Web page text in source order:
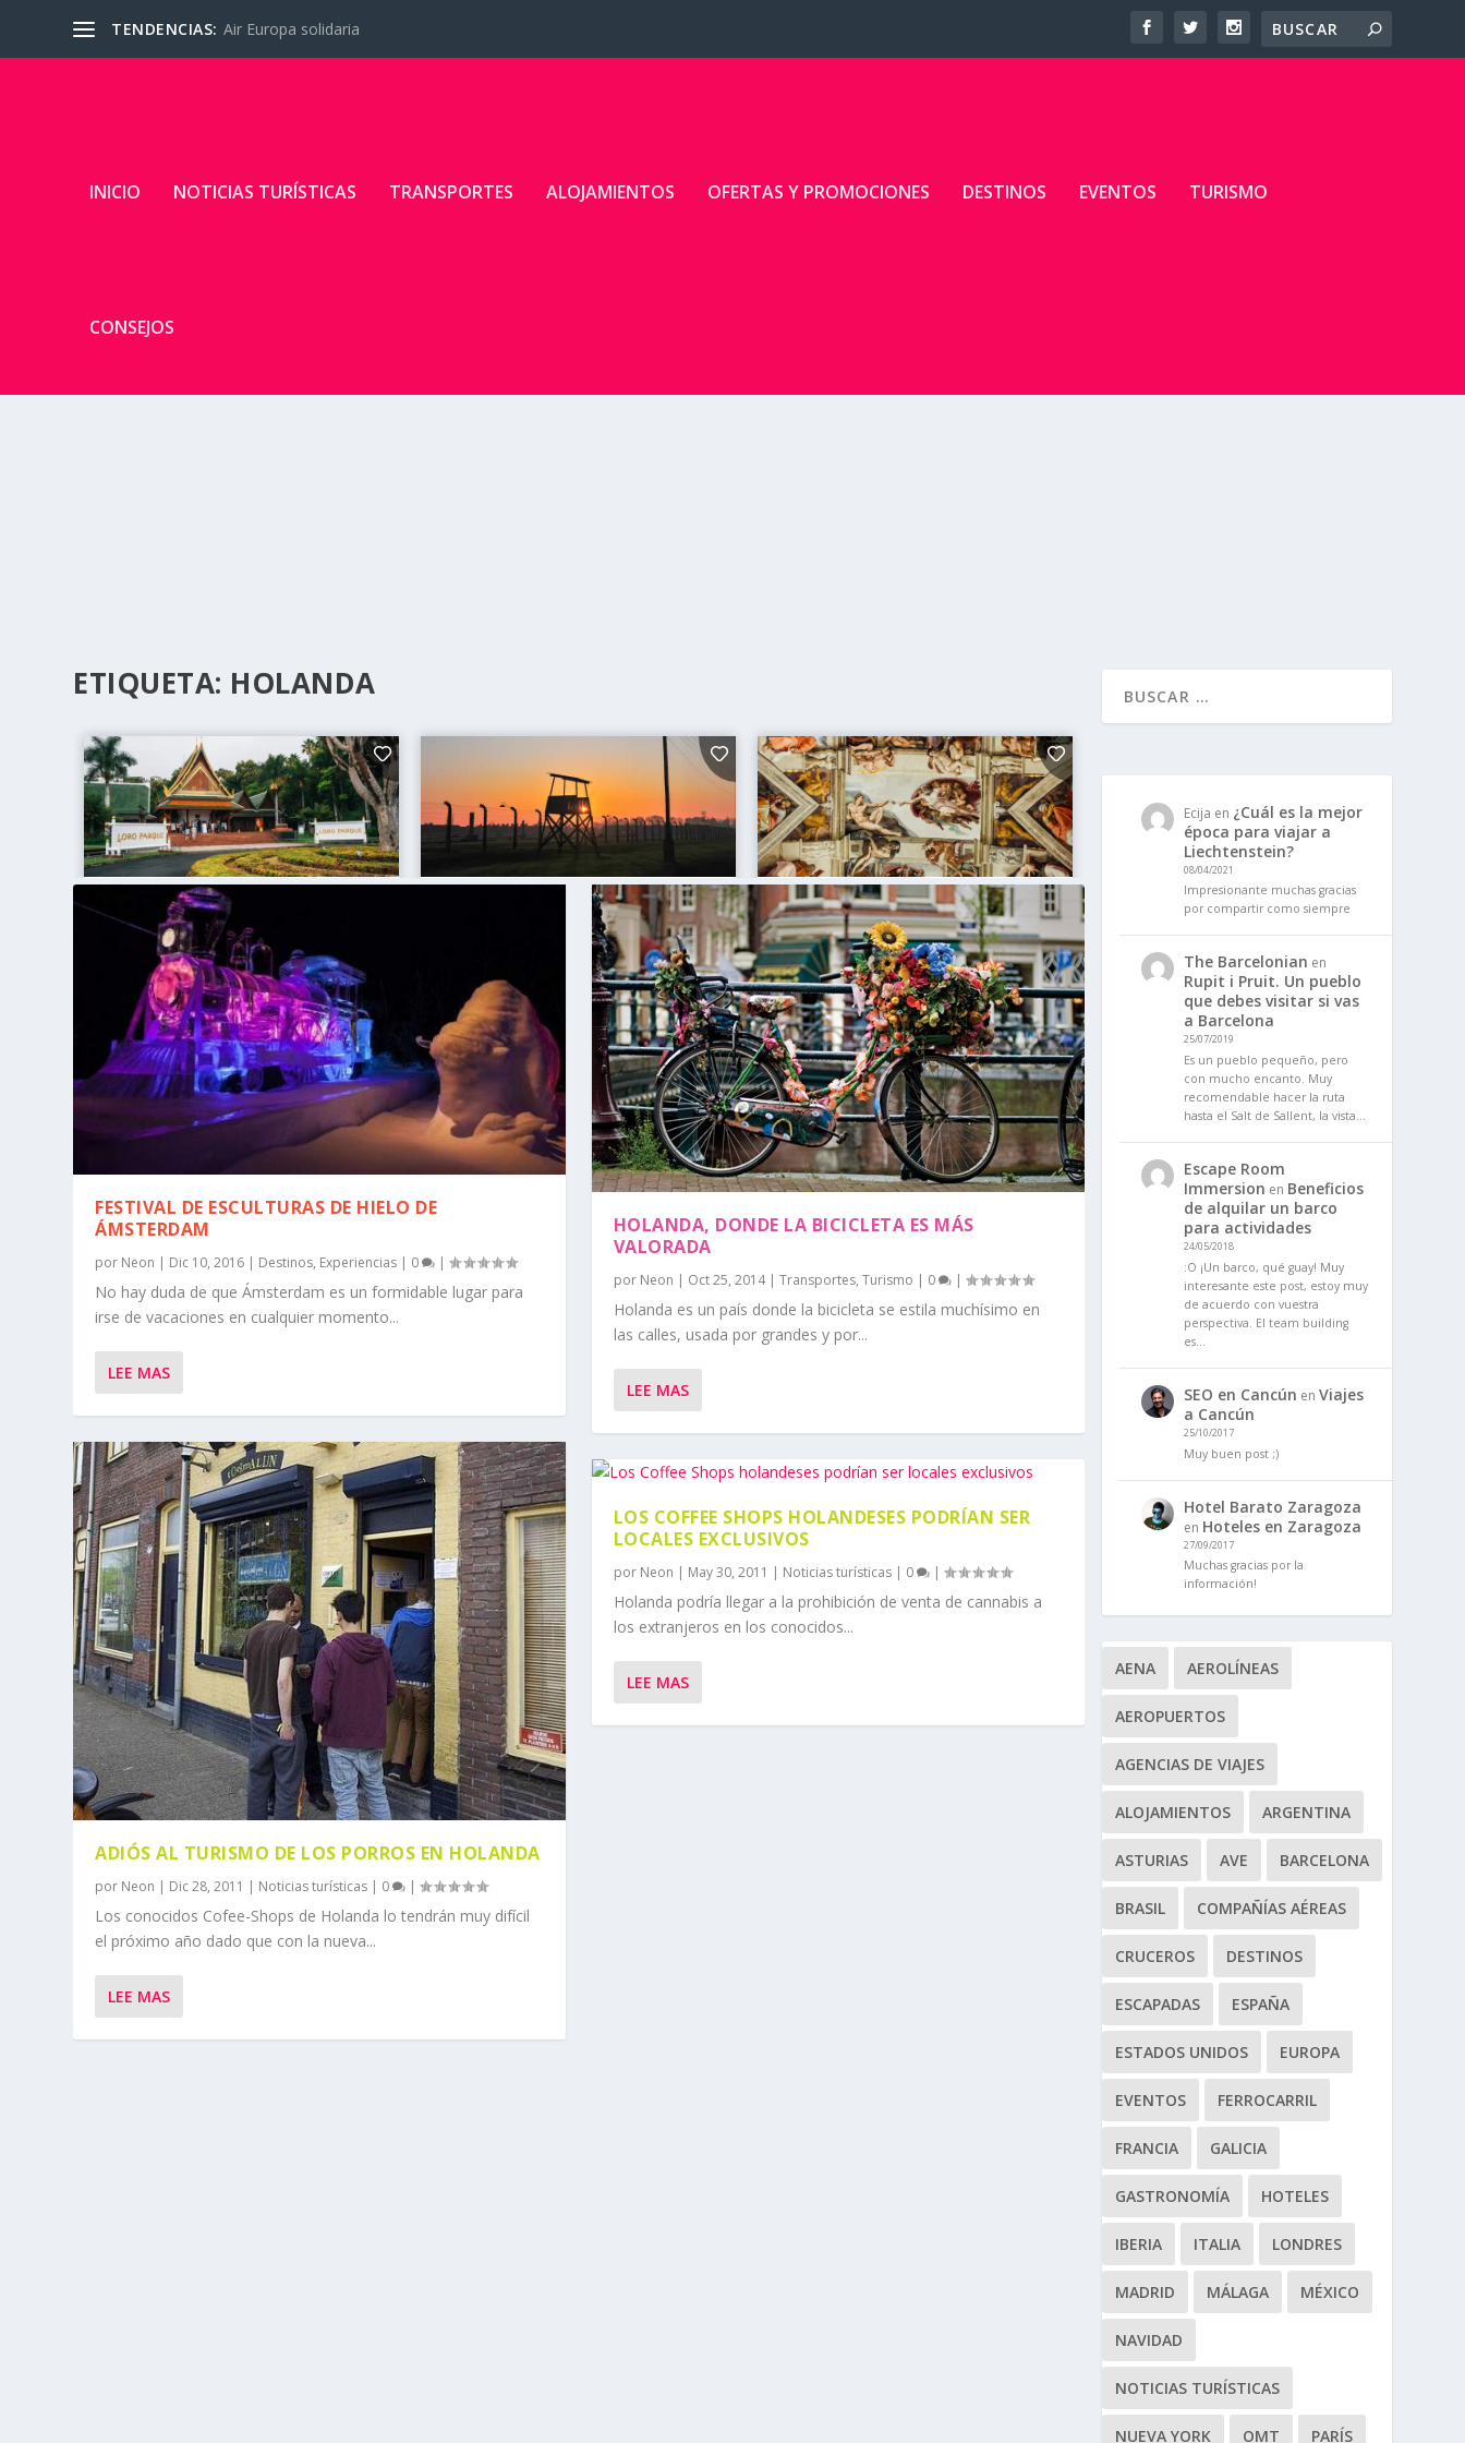
TENDENCIAS: Air Europa solidaria
INICIO NOTICIAS TURÍSTICAS TRANSPORTES ALOJAMIENTOS OFERTAS Y PROMOCIONES DESTINOS EVENTOS TURISMO
CONSEJOS
ETIQUETA: HOLANDA
FESTIVAL DE ESCULTURAS DE HIELO DE
ÁMSTERDAM
por Neon | Dic 10, 2016 | Destinos, Experiencias | 0 |
No hay duda de que Ámsterdam es un formidable lugar para
irse de vacaciones en cualquier momento...
LEE MAS
ADIÓS AL TURISMO DE LOS PORROS EN HOLANDA
por Neon | Dic 28, 2011 | Noticias turísticas | 0 |
Los conocidos Cofee-Shops de Holanda lo tendrán muy difícil
el próximo año dado que con la nueva...
LEE MAS
HOLANDA, DONDE LA BICICLETA ES MÁS
VALORADA
por Neon | Oct 25, 2014| Transportes, Turismo | 0 |
Holanda es un país donde la bicicleta se estila muchísimo en
las calles, usada por grandes y por...
LEE MAS
LOS COFFEE SHOPS HOLANDESES PODRÍAN SER
LOCALES EXCLUSIVOS
por Neon | May 30, 2011 | Noticias turísticas| 0 |
Holanda podría llegar a la prohibición de venta de cannabis a
los extranjeros en los conocidos...
LEE MAS
Ecija en ¿Cuál es la mejor
época para viajar a
Liechtenstein?
08/04/2021
Impresionante muchas gracias
por compartir como siempre
The Barcelonian en
Rupit i Pruit. Un pueblo
que debes visitar si vas
a Barcelona
25/07/2019
Es un pueblo pequeño, pero
con mucho encanto. Muy
recomendable hacer la ruta
hasta el Salt de Sallent, la vista…
Escape Room
Immersion en Beneficios
de alquilar un barco
para actividades
24/05/2018
:O ¡Un barco, qué guay! Muy
interesante este post, estoy muy
de acuerdo con vuestra
perspectiva. El team building
es…
SEO en Cancún en Viajes
a Cancún
25/10/2017
Muy buen post ;)
Hotel Barato Zaragoza
en Hoteles en Zaragoza
27/09/2017
Muchas gracias por la
información!
AENA AEROLÍNEAS
AEROPUERTOS
AGENCIAS DE VIAJES
ALOJAMIENTOS ARGENTINA
ASTURIAS AVE BARCELONA
BRASIL COMPAÑÍAS AÉREAS
CRUCEROS DESTINOS
ESCAPADAS ESPAÑA
ESTADOS UNIDOS EUROPA
EVENTOS FERROCARRIL
FRANCIA GALICIA
GASTRONOMÍA HOTELES
IBERIA ITALIA LONDRES
MADRID MÁLAGA MÉXICO
NAVIDAD
NOTICIAS TURÍSTICAS
NUEVA YORK OMT PARÍS